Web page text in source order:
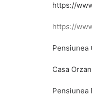
https://
https://
Pensiunea
Casa
Pensiunea